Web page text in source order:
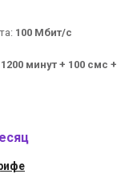
100 Мбит/с
1200 минут + 100 смс +